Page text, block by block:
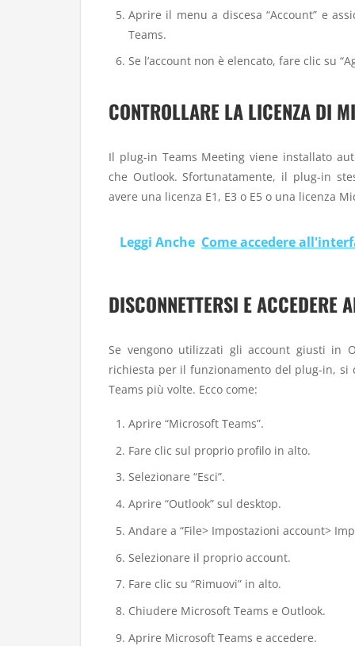
Aprire il menu a discesa “Account” e
Teams.
Se l’account non è elencato, fare clic su
CONTROLLARE LA LICENZA DI
Il plug-in Teams Meeting viene installato
che Outlook. Sfortunatamente, il plug-in
avere una licenza E1, E3 o E5 o una licenza
Leggi Anche Come accedere
DISCONNETTERSI E ACCEDERE
Se vengono utilizzati gli account giusti in
richiesta per il funzionamento del plug-in, si
Teams più volte. Ecco come:
Aprire “Microsoft Teams”.
Fare clic sul proprio profilo in alto.
Selezionare “Esci”.
Aprire “Outlook” sul desktop.
Andare a “File> Impostazioni account>
Selezionare il proprio account.
Fare clic su “Rimuovi” in ​​alto.
Chiudere Microsoft Teams e Outlook.
Aprire Microsoft Teams e accedere.